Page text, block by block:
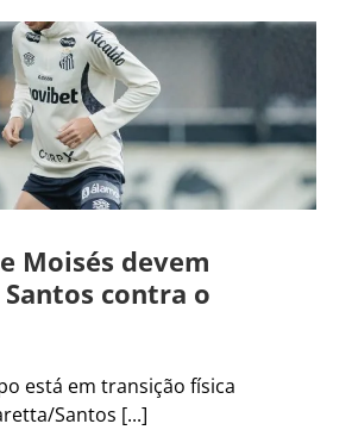
Moisés devem
contra o
está em transição física
Santos [...]